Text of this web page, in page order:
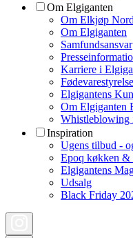
Om Elgiganten
Om Elkjøp
Om Elgiganten
Samfundsansvar
Karriere i
Elgigantens
Om Elgiganten
Whistleblowing
Inspiration
Ugens tilbud -
Epoq køkken &
Elgigantens
Udsalg
Black Friday